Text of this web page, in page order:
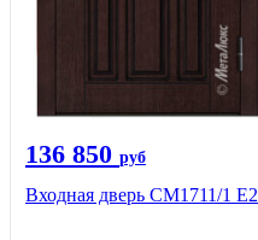
136 850 руб
Входная дверь CМ1711/1 Е2